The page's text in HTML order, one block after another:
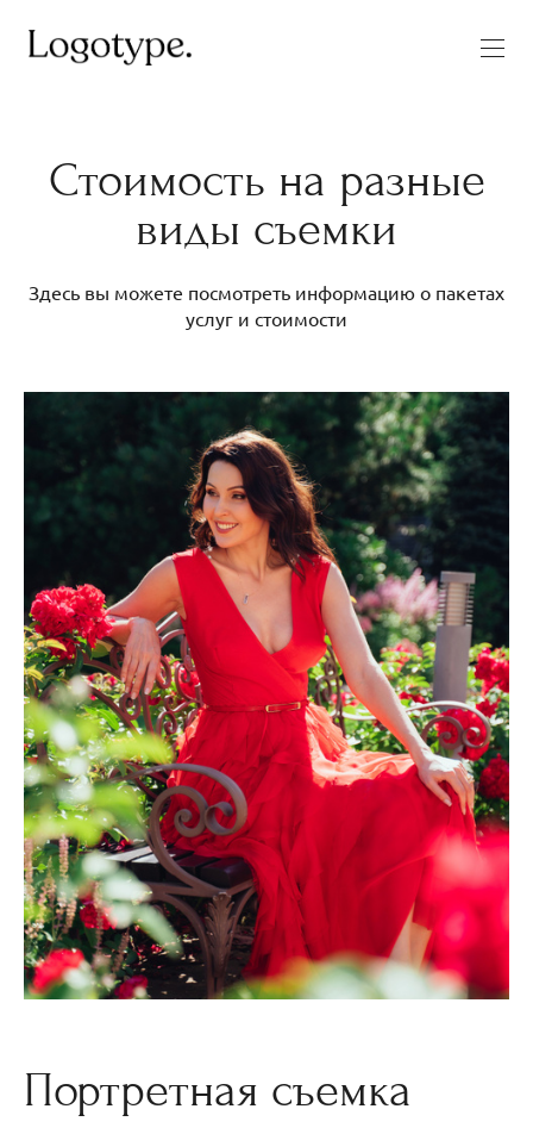
Стоимость на разные
виды съемки
Здесь вы можете посмотреть информацию о пакетах
услуг и стоимости
Портретная съемка